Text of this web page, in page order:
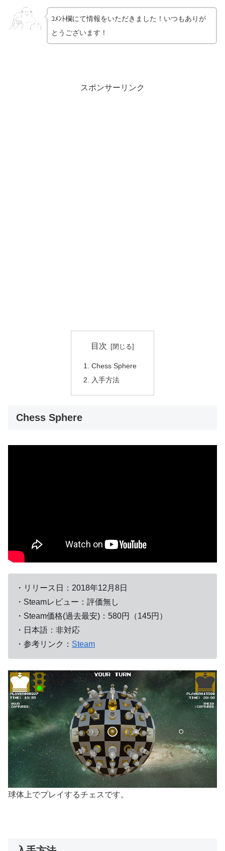
ｺﾒﾝﾄ欄にて情報をいただきました！いつもありが
とうございます！
スポンサーリンク
目次
Chess Sphere
入手方法
Chess Sphere
・リリース日：2018年12月8日
・Steamレビュー：評価無し
・Steam価格(過去最安)：580円（145円）
・日本語：非対応
・参考リンク： Steam
球体上でプレイするチェスです。